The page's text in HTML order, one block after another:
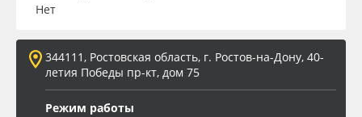
Нет
344111, Ростовская область, г. Ростов-на-Дону, 40-
летия Победы пр-кт, дом 75
Режим работы